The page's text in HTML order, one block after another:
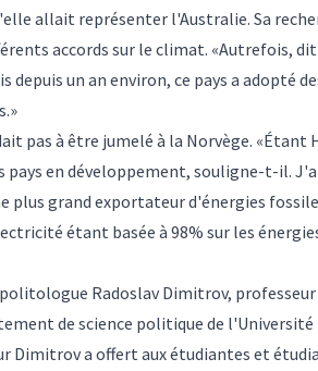
allait représenter l'Australie. Sa
accords sur le climat. «Autrefois,
depuis un an environ, ce pays a adopté
pas à être jumelé à la Norvège.
pays en développement, souligne-t-il.
grand exportateur d'énergies
étant basée à 98% sur les
Radoslav Dimitrov,
de science politique de
Dimitrov a offert aux étudiantes et